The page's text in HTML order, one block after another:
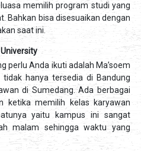
memilih program studi yang
Bahkan bisa disesuaikan dengan
saat ini.
perlu Anda ikuti adalah Ma’soem
tidak hanya tersedia di Bandung
di Sumedang. Ada berbagai
ketika memilih kelas karyawan
yaitu kampus ini sangat
malam sehingga waktu yang